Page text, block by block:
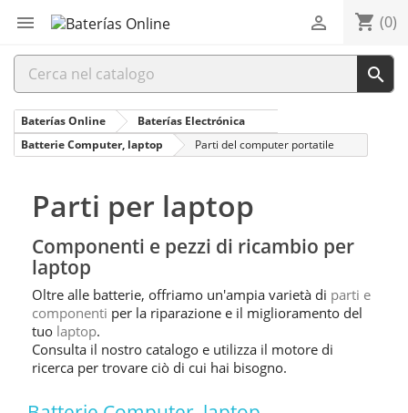
 shopping_cart (0)


Baterías Online
Baterías Electrónica
Batterie Computer, laptop
Parti del computer portatile
Parti per laptop
Componenti e pezzi di ricambio per
laptop
Oltre alle batterie, offriamo un'ampia varietà di parti e
componenti per la riparazione e il miglioramento del
tuo laptop.
Consulta il nostro catalogo e utilizza il motore di
ricerca per trovare ciò di cui hai bisogno.